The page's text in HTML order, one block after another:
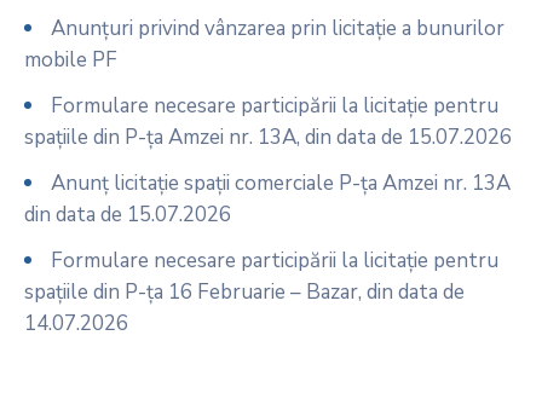
Anunțuri privind vânzarea prin licitație a bunurilor
mobile PF
Formulare necesare participării la licitație pentru
spațiile din P-ța Amzei nr. 13A, din data de 15.07.2026
Anunț licitație spații comerciale P-ța Amzei nr. 13A
din data de 15.07.2026
Formulare necesare participării la licitație pentru
spațiile din P-ța 16 Februarie – Bazar, din data de
14.07.2026